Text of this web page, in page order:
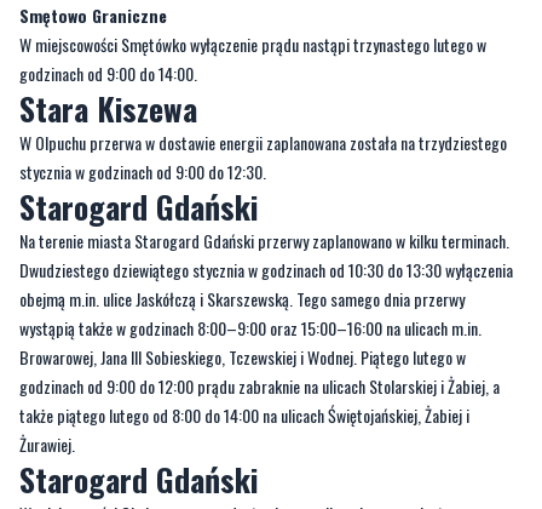
Smętowo Graniczne
W miejscowości Smętówko wyłączenie prądu nastąpi trzynastego lutego w
godzinach od 9:00 do 14:00.
Stara Kiszewa
W Olpuchu przerwa w dostawie energii zaplanowana została na trzydziestego
stycznia w godzinach od 9:00 do 12:30.
Starogard Gdański
Na terenie miasta Starogard Gdański przerwy zaplanowano w kilku terminach.
Dwudziestego dziewiątego stycznia w godzinach od 10:30 do 13:30 wyłączenia
obejmą m.in. ulice Jaskółczą i Skarszewską. Tego samego dnia przerwy
wystąpią także w godzinach 8:00–9:00 oraz 15:00–16:00 na ulicach m.in.
Browarowej, Jana III Sobieskiego, Tczewskiej i Wodnej. Piątego lutego w
godzinach od 9:00 do 12:00 prądu zabraknie na ulicach Stolarskiej i Żabiej, a
także piątego lutego od 8:00 do 14:00 na ulicach Świętojańskiej, Żabiej i
Żurawiej.
Starogard Gdański